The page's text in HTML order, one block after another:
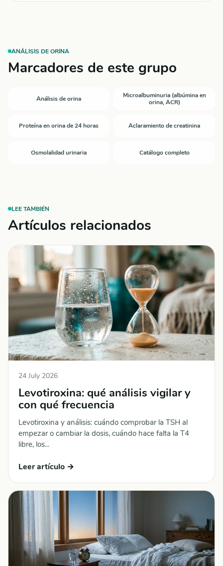
ANÁLISIS DE ORINA
Marcadores de este grupo
Análisis de orina
Microalbuminuria (albúmina en
orina, ACR)
Proteína en orina de 24 horas Aclaramiento de creatinina
Osmolalidad urinaria Catálogo completo
LEE TAMBIÉN
Artículos relacionados
24 July 2026
Levotiroxina: qué análisis vigilar y
con qué frecuencia
Levotiroxina y análisis: cuándo comprobar la TSH al
empezar o cambiar la dosis, cuándo hace falta la T4
libre, los...
Leer artículo →